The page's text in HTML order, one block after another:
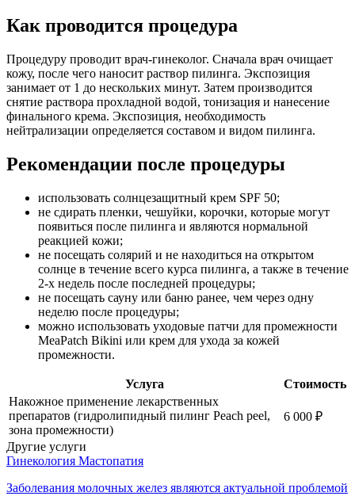
Как проводится процедура
Процедуру проводит врач-гинеколог. Сначала врач очищает
кожу, после чего наносит раствор пилинга. Экспозиция
занимает от 1 до нескольких минут. Затем производится
снятие раствора прохладной водой, тонизация и нанесение
финального крема. Экспозиция, необходимость
нейтрализации определяется составом и видом пилинга.
Рекомендации после процедуры
использовать солнцезащитный крем SPF 50;
не сдирать пленки, чешуйки, корочки, которые могут
появиться после пилинга и являются нормальной
реакцией кожи;
не посещать солярий и не находиться на открытом
солнце в течение всего курса пилинга, а также в течение
2-х недель после последней процедуры;
не посещать сауну или баню ранее, чем через одну
неделю после процедуры;
можно использовать уходовые патчи для промежности
MeaPatch Bikini или крем для ухода за кожей
промежности.
Услуга
Стоимость
Накожное применение лекарственных
препаратов (гидролипидный пилинг Peach peel,
зона промежности)
6 000 ₽
Другие услуги
Гинекология Мастопатия
Заболевания молочных желез являются актуальной проблемой